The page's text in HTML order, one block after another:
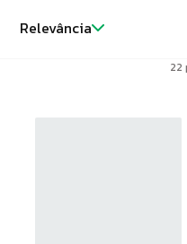
Relevância
22